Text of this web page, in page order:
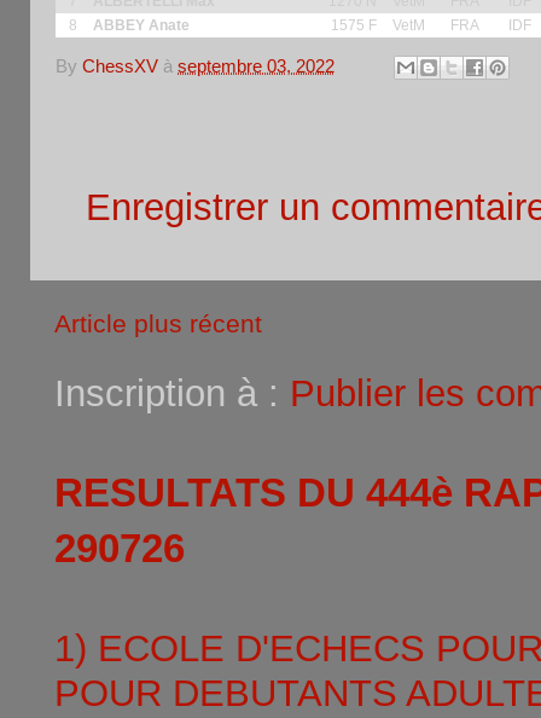
8
ABBEY Anate 1575 F VetM FRA IDF
By ChessXV à septembre 03, 2022
Enregistrer un
Article plus récent
Inscription à : Publier les
RESULTATS DU 444è
290726
1) ECOLE D'ECHECS
POUR DEBUTANTS